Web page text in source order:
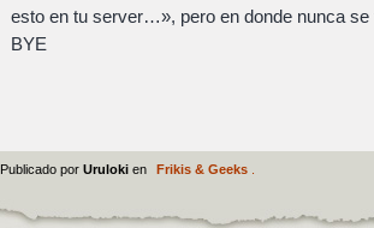
esto en tu server…», pero en donde nunca se
BYE
Publicado por Uruloki en Frikis & Geeks.